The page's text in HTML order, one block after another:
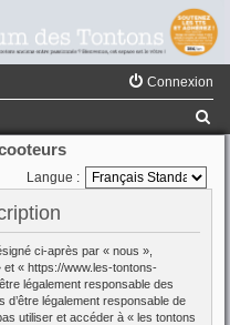
Connexion
Langue :
ci-après par « nous »,
« https://www.les-tontons-
légalement responsable des
d’être légalement responsable de
utiliser et accéder à « les tontons